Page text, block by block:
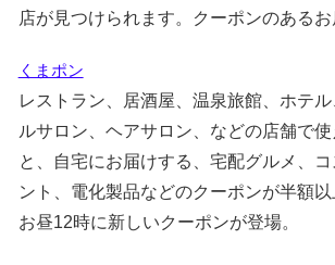
店が見つけられます。クーポンのあるお
くまポン
レストラン、居酒屋、温泉旅館、ホテ
ルサロン、ヘアサロン、などの店舗で
と、自宅にお届けする、宅配グルメ、
ント、電化製品などのクーポンが半額以
お昼12時に新しいクーポンが登場。